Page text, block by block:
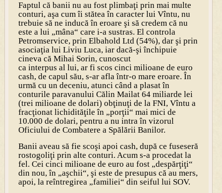
Faptul că banii nu au fost plimbaţi prin mai multe
conturi, aşa cum îi stătea în caracter lui Vîntu, nu
trebuie să ne inducă în eroare şi să credem că nu
este a lui „mâna“ care i-a sustras. El controla
Petromservice, prin Elbahold Ltd (54%), dar şi prin
asociaţia lui Liviu Luca, iar dacă-şi închipuie
cineva că Mihai Sorin, cunoscut
ca interpus al lui, ar fi scos cinci milioane de euro
cash, de capul său, s-ar afla într-o mare eroare. În
urmă cu un deceniu, atunci când a plasat în
conturile paravanului Călin Mailat 64 miliarde lei
(trei milioane de dolari) obţinuţi de la FNI, Vîntu a
fracţionat lichidităţile în „porţii“ mai mici de
10.000 de dolari, pentru a nu intra în vizorul
Oficiului de Combatere a Spălării Banilor.
Banii aveau să fie scoşi apoi cash, după ce fuseseră
rostogoliţi prin alte conturi. Acum s-a procedat la
fel. Cei cinci milioane de euro au fost „despărţiţi“
din nou, în „aşchii“, şi este de presupus că au mers,
apoi, la reîntregirea „familiei“ din seiful lui SOV.